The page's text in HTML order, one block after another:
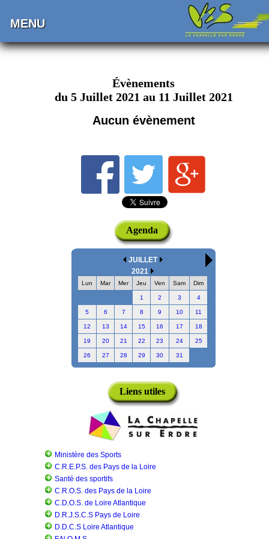
MENU
Évènements
du 5 Juillet 2021 au 11 Juillet 2021
Aucun évènement
Agenda
JUILLET
2021
Lun Mar Mer Jeu Ven Sam Dim
1 2 3 4
5 6 7 8 9 10 11
12 13 14 15 16 17 18
19 20 21 22 23 24 25
26 27 28 29 30 31
Liens utiles
Ministère des Sports
C.R.E.P.S. des Pays de la Loire
Santé des sportifs
C.R.O.S. des Pays de la Loire
C.D.O.S. de Loire Atlantique
D.R.J.S.C.S Pays de Loire
D.D.C.S Loire Atlantique